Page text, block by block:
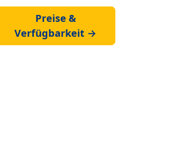
Preise &
Verfügbarkeit →